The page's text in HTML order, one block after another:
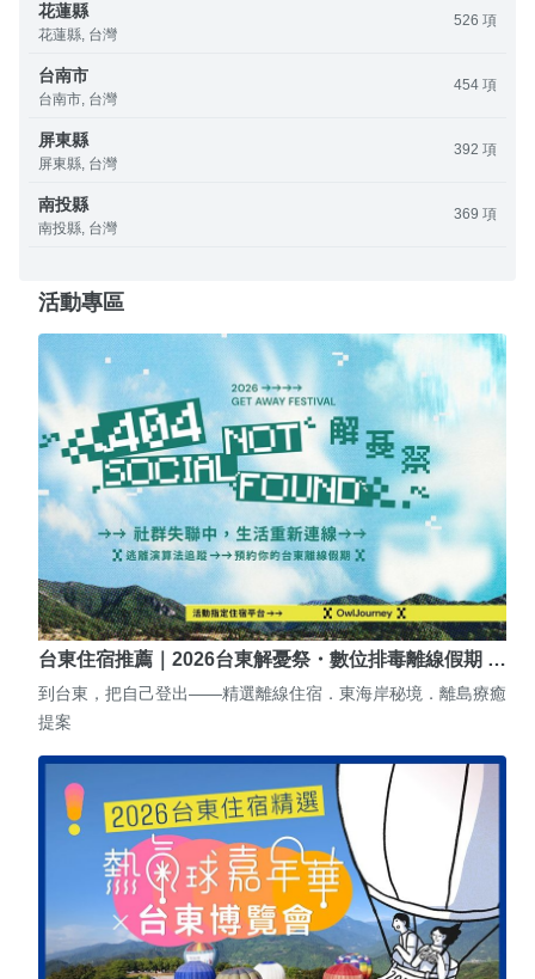
花蓮縣
花蓮縣, 台灣
526 項
台南市
台南市, 台灣
454 項
屏東縣
屏東縣, 台灣
392 項
南投縣
南投縣, 台灣
369 項
活動專區
台東住宿推薦｜2026台東解憂祭・數位排毒離線假期 …
到台東，把自己登出——精選離線住宿．東海岸秘境．離島療癒
提案